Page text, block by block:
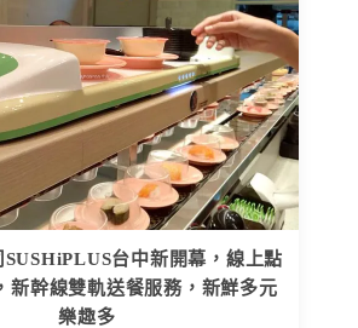
台中新開幕，線上點
新幹線雙軌送餐服務，新鮮多元
樂趣多